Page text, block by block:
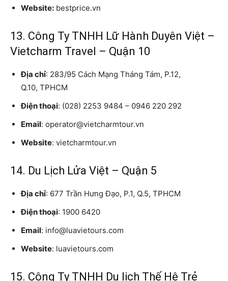
Website: bestprice.vn
13. Công Ty TNHH Lữ Hành Duyên Việt –
Vietcharm Travel – Quận 10
Địa chỉ: 283/95 Cách Mạng Tháng Tám, P.12,
Q.10, TPHCM
Điện thoại: (028) 2253 9484 – 0946 220 292
Email: operator@vietcharmtour.vn
Website: vietcharmtour.vn
14. Du Lịch Lửa Việt – Quận 5
Địa chỉ: 677 Trần Hưng Đạo, P.1, Q.5, TPHCM
Điện thoại: 1900 6420
Email: info@luavietours.com
Website: luavietours.com
15. Công Ty TNHH Du lịch Thế Hệ Trẻ